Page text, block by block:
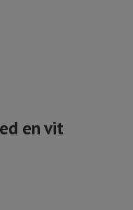
en vit